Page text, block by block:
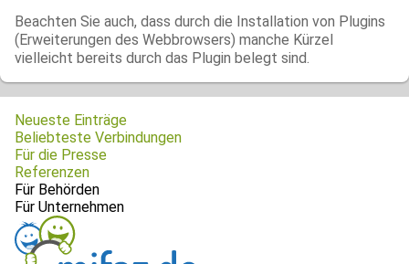
Beachten Sie auch, dass durch die Installation von Plugins
(Erweiterungen des Webbrowsers) manche Kürzel
vielleicht bereits durch das Plugin belegt sind.
Neueste Einträge
Beliebteste Verbindungen
Für die Presse
Referenzen
Für Behörden
Für Unternehmen